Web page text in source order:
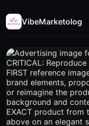
VibeMarketolog